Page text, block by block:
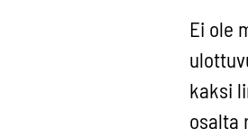
Ei ole
kaksi
osalta